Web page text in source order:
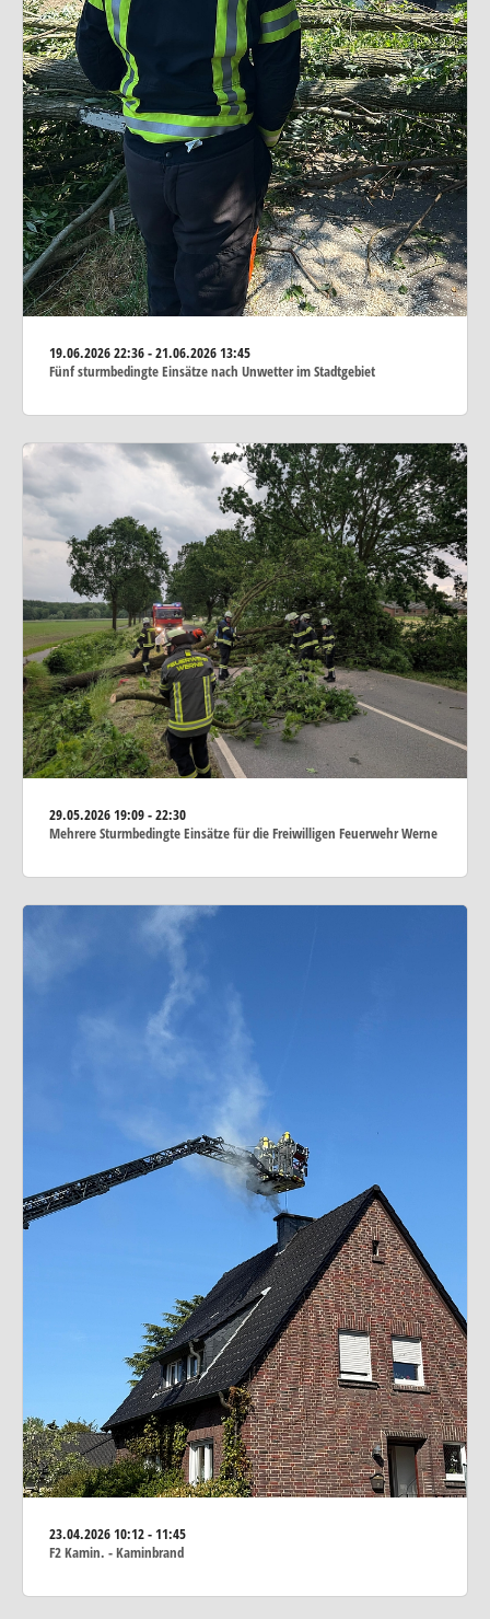
19.06.202622:36 - 21.06.2026 13:45
Fünf sturmbedingte Einsätze nach Unwetter im Stadtgebiet
29.05.202619:09 - 22:30
Mehrere Sturmbedingte Einsätze für die Freiwilligen Feuerwehr Werne
23.04.202610:12 - 11:45
F2 Kamin. - Kaminbrand